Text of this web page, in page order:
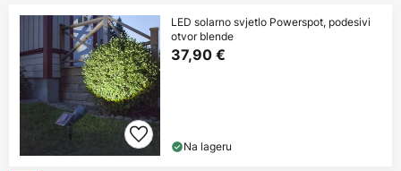
LED solarno svjetlo Powerspot, podesivi
otvor blende
37,90 €
Na lageru